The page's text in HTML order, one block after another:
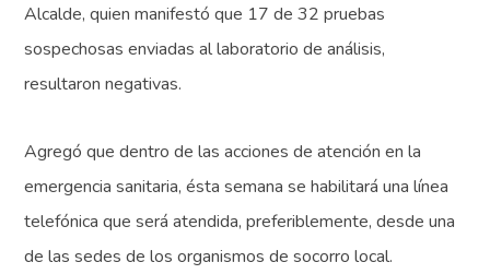
Alcalde, quien manifestó que 17 de 32 pruebas
sospechosas enviadas al laboratorio de análisis,
resultaron negativas.
Agregó que dentro de las acciones de atención en la
emergencia sanitaria, ésta semana se habilitará una línea
telefónica que será atendida, preferiblemente, desde una
de las sedes de los organismos de socorro local.